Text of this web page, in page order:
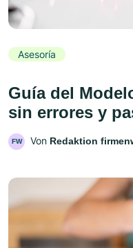
Asesoría
Guía del
sin errores y
FW Von Redaktion